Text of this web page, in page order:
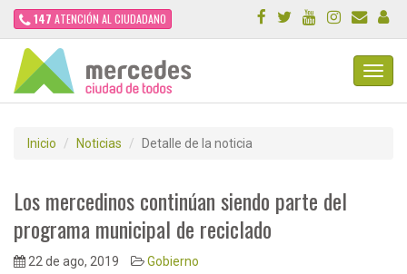
147 ATENCIÓN AL CIUDADANO
Inicio Noticias Detalle de la noticia
Los mercedinos continúan siendo parte del
programa municipal de reciclado
22 de ago, 2019 Gobierno